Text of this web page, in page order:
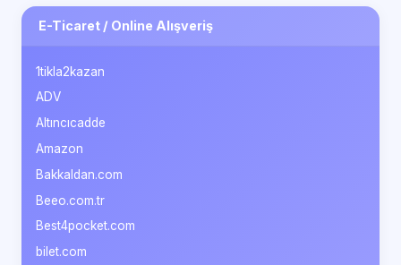
E-Ticaret / Online Alışveriş
1tikla2kazan
ADV
Altıncıcadde
Amazon
Bakkaldan.com
Beeo.com.tr
Best4pocket.com
bilet.com